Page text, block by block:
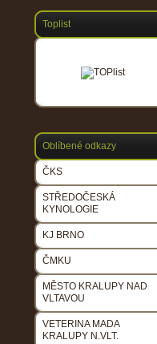
Toplist
Oblíbené odkazy
ČKS
STŘEDOČESKÁ
KYNOLOGIE
KJ BRNO
ČMKU
MĚSTO KRALUPY NAD
VLTAVOU
VETERINA MADA
KRALUPY N.VLT.